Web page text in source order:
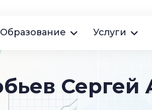
Образование Услуги
Сергей